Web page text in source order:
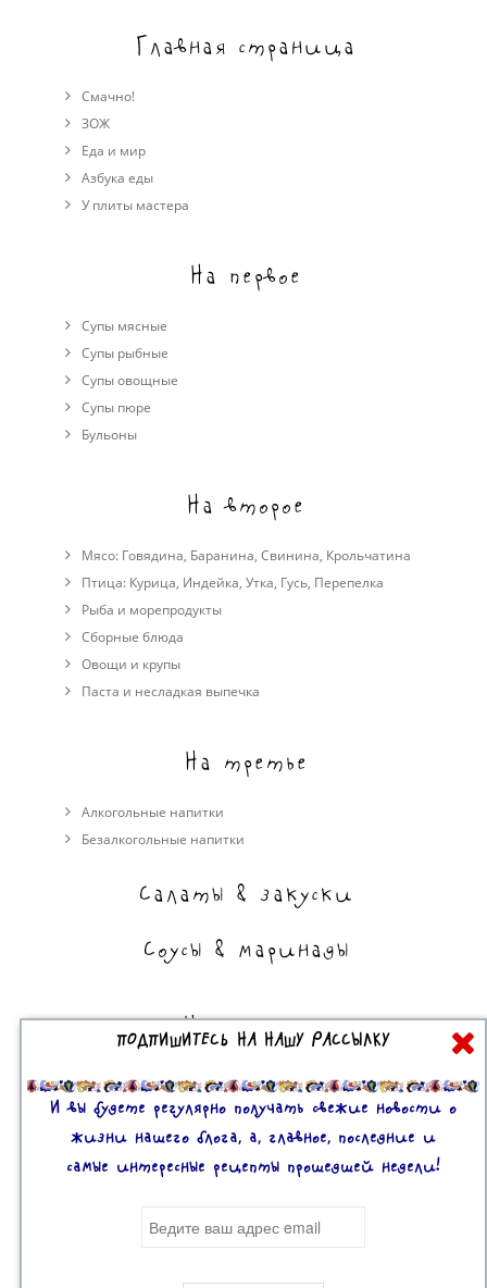
Главная страница
Смачно!
ЗОЖ
Еда и мир
Азбука еды
У плиты мастера
На первое
Супы мясные
Супы рыбные
Супы овощные
Cупы пюре
Бульоны
На второе
Мясо: Говядина, Баранина, Свинина, Крольчатина
Птица: Курица, Индейка, Утка, Гусь, Перепелка
Рыба и морепродукты
Сборные блюда
Овощи и крупы
Паста и несладкая выпечка
На третье
Алкогольные напитки
Безалкогольные напитки
Салаты & закуски
Соусы & маринады
На сладкое
Торты, пирожные, выпечка
Десерты
ПОДПИШИТЕСЬ НА НАШУ РАССЫЛКУ
И вы будете регулярно получать свежие новости о
жизни нашего блога, а, главное, последние и
самые интересные рецепты прошедшей недели!